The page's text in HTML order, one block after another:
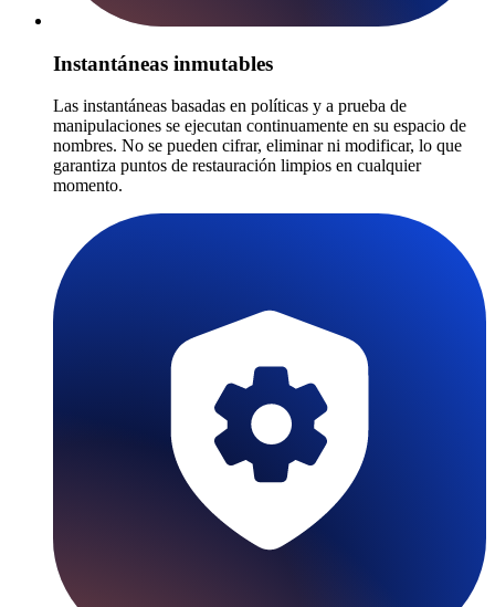
Instantáneas inmutables
Las instantáneas basadas en políticas y a prueba de
manipulaciones se ejecutan continuamente en su espacio de
nombres. No se pueden cifrar, eliminar ni modificar, lo que
garantiza puntos de restauración limpios en cualquier
momento.